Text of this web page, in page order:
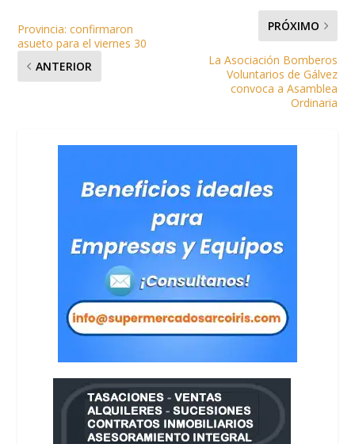
Provincia: confirmaron
asueto para el viernes 30
ANTERIOR
PRÓXIMO
La Asociación Bomberos
Voluntarios de Gálvez
convoca a Asamblea
Ordinaria